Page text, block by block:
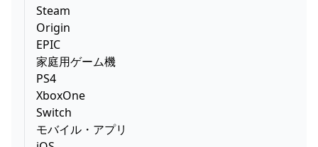
Steam
Origin
EPIC
家庭用ゲーム機
PS4
XboxOne
Switch
モバイル・アプリ